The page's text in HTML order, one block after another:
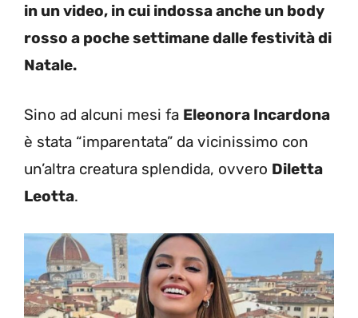
in un video, in cui indossa anche un body
rosso a poche settimane dalle festività di
Natale.
Sino ad alcuni mesi fa Eleonora Incardona
è stata “imparentata” da vicinissimo con
un’altra creatura splendida, ovvero Diletta
Leotta.